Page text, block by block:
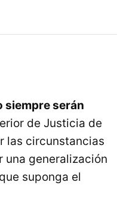
siempre serán
de Justicia de
las circunstancias
una generalización
suponga el